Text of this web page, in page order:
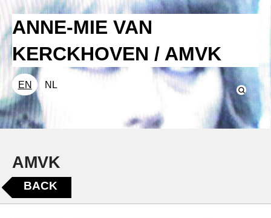
ANNE-MIE VAN
KERCKHOVEN / AMVK
EN NL
AMVK
BACK